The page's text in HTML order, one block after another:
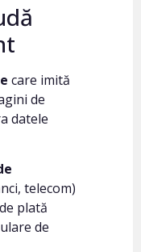
care imită
de
datele
telecom)
plată
de